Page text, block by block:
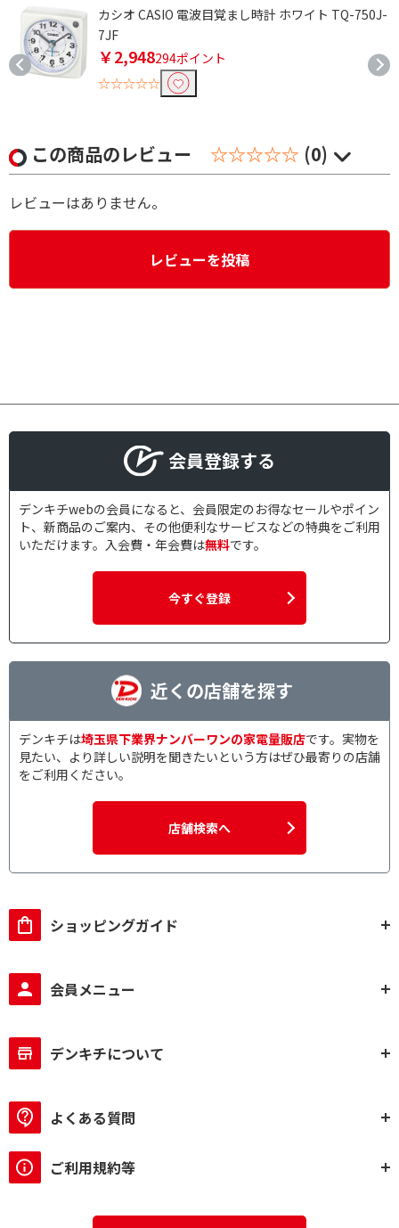
カシオ CASIO 電波目覚まし時計 ホワイト TQ-750J-
7JF
￥2,948294ポイント
☆☆☆☆☆
この商品のレビュー ☆☆☆☆☆ (0)
レビューはありません。
レビューを投稿
会員登録する
デンキチwebの会員になると、会員限定のお得なセールやポイン
ト、新商品のご案内、その他便利なサービスなどの特典をご利用
いただけます。入会費・年会費は無料です。
今すぐ登録
近くの店舗を探す
デンキチは埼玉県下業界ナンバーワンの家電量販店です。実物を
見たい、より詳しい説明を聞きたいという方はぜひ最寄りの店舗
をご利用ください。
店舗検索へ
ショッピングガイド
会員メニュー
デンキチについて
よくある質問
ご利用規約等